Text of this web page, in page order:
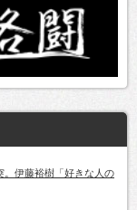
。伊藤裕樹「好きな人の